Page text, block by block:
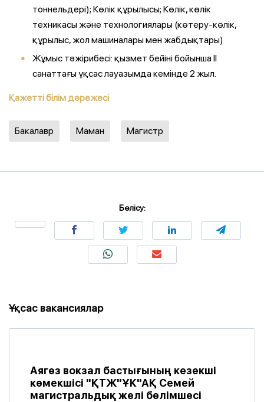
тоннельдері); Көлік құрылысы; Көлік, көлік
техникасы және технологиялары (көтеру-көлік,
құрылыс, жол машиналары мен жабдықтары)
Жұмыс тәжірибесі: қызмет бейіні бойынша II
санаттағы ұқсас лауазымда кемінде 2 жыл.
Қажетті білім дәрежесі
Бакалавр Маман Магистр
Бөлісу:
Ұқсас вакансиялар
Аягөз вокзал бастығының кезекші
көмекшісі "ҚТЖ"ҰК"АҚ Семей
магистральдық желі бөлімшесі